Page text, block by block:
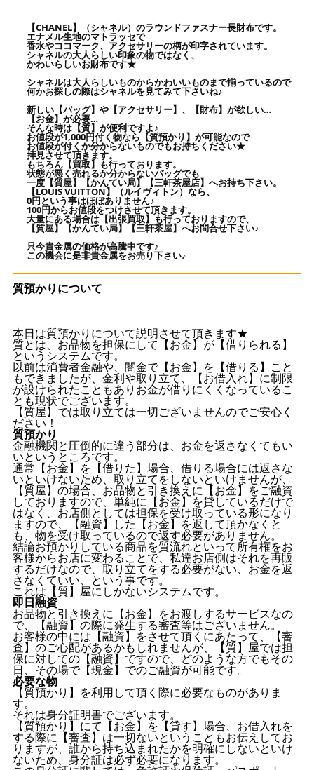
【CHANEL】（シャネル）のラウンドファスナー長財布です。
エナメル生地のマトラッセで
香水やココマーク、アクセサリーの柄が印字されています。
シャネルの大人らしい印象の物ではなく、
かわいらしいお財布です★
シャネルは大人らしいものからかわいいものまで揃っているので
何かお探しの際はシャネルを見てみて下さいね♪
新しい【バッグ】や【アクセサリー】、【財布】が欲しい…
【お金】が必要…
そんな時は【質】が便利ですよ♪
お値段が1,000円付く物なら【質預かり】が可能なので
お値段が付くか分からないものでもお持ちください★
拝見させて頂きます。
もちろん【買取】も行っております。
状態が悪く売れるか分からないバッグでも
一度【質屋】【かんてい局】【三軒茶屋店】へお持ち下さい。
【LOUIS VUITTON】（ルイヴィトン）なら、
0円という事はほぼありません♪
100円からお値段をつけさせて頂きます。
大量にある場合は【出張買取】も行っておりますので、
【質屋】【かんてい局】【三軒茶屋】へお問合せ下さい♪
只今貴金属の価格が高騰中です♪
この機会に是非貴金属をお売り下さい♪
質預かりについて
本日は質預かりについて説明させて頂きます★
質とは、お品物を担保にして【お金】が【借りられる】
というシステムです。
以前は消費者金融や、闇金で【お金】を【借りる】こと
もできましたが、金利や取り立て、【お借入れ】に制限
が設けられたこともありお金が借りにくくなっているこ
とも現状でございます。
【質屋】では取り立ては一切ございませんのでご安心く
ださい！
質預かり
金融機関と圧倒的に違う部分は、お金を返さなくてもい
いというところです。
通常【お金】を【借りた】場合、借りる場合には返さな
いといけないため、取り立てをしないといけませんが、
【質屋】の場合、お品物と引き換えに【お金】をご融資
しておりますので、単純に【お金】を貸しているだけで
はなく、お店側としては担保を受け取っている形になり
ますので、【融資】した【お金】を返して頂かなくと
も、物を受け取っているので返す必要がありません。
結論お預かりしている商品を質流れといって所有権をお
客様からお店に変わることで、私達お店側はそれを再販
するだけなので、取り立てをする必要がない、お金を返
さなくていい、という事です。
これは【質】屋にしかないシステムです。
即日融資
お品物と引き換えに【お金】をお渡しするサービスなの
で、【融資】の際に発生する審査等はございません。
お客様の中には【融資】をさせて頂くにあたって、【審
査】のご心配があるかもしれませんが、【質】屋では担
保に対しての【融資】ですので、どのような方でもその
日、その場で【現金】でのご融資が可能です。
必要な物
【質預かり】を利用して頂く際に必要なものがありま
す。
それは身分証明書でございます。
【質預かり】にて【お金】を【貸す】場合、お借入れを
する際に【審査】は一切ないということもお伝えしてお
りますが、誰から持ち込まれたかを明確にしないといけ
ないため、身分証は必ず必要になります。